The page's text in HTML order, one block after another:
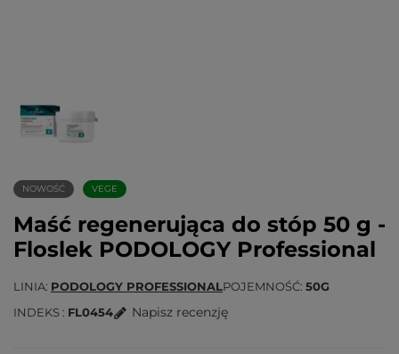
NOWOŚĆ VEGE
Maść regenerująca do stóp 50 g -
Floslek PODOLOGY Professional
LINIA PODOLOGY PROFESSIONALPOJEMNOŚĆ 50G
INDEKS
FL0454 Napisz recenzję